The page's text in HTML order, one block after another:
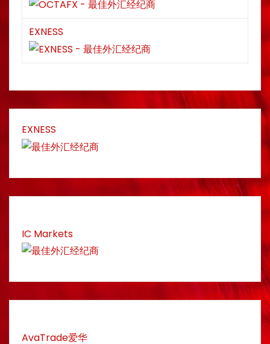
EXNESS
EXNESS
IC Markets
AvaTrade爱华